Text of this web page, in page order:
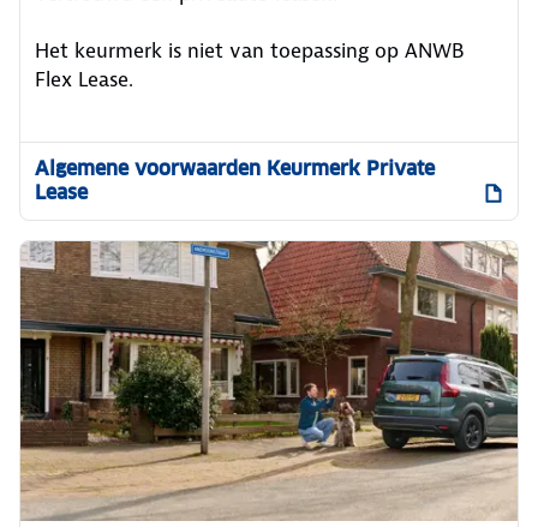
Het keurmerk is niet van toepassing op ANWB
Flex Lease.
Algemene voorwaarden Keurmerk Private
Lease